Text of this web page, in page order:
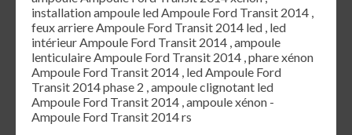
installation ampoule led Ampoule Ford Transit 2014 ,
feux arriere Ampoule Ford Transit 2014 led , led
intérieur Ampoule Ford Transit 2014 , ampoule
lenticulaire Ampoule Ford Transit 2014 , phare xénon
Ampoule Ford Transit 2014 , led Ampoule Ford
Transit 2014 phase 2 , ampoule clignotant led
Ampoule Ford Transit 2014 , ampoule xénon -
Ampoule Ford Transit 2014 rs